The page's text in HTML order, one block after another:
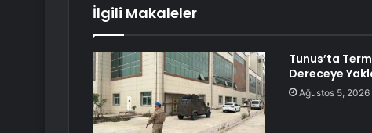
İlgili Makaleler
Tunus’ta
Dereceye
Ağustos 5, 2026